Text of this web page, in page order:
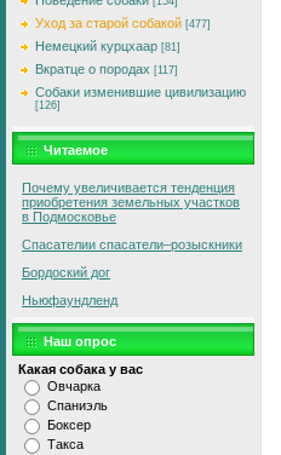
Уход за старой собакой [477]
Немецкий курцхаар [81]
Вкратце о породах [117]
Собаки изменившие цивилизацию
[126]
Читаемое
Почему увеличивается тенденция
приобретения земельных участков
в Подмосковье
Спасателии спасатели–розыскники
Бордоский дог
Ньюфаундленд
Наш опрос
Какая собака у вас
Овчарка
Спаниэль
Боксер
Такса